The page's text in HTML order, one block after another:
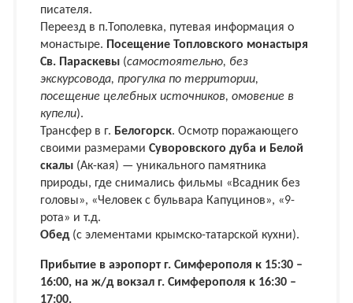
писателя.
Переезд в п.Тополевка, путевая информация о
монастыре. Посещение Топловского монастыря
Св. Параскевы (самостоятельно, без
экскурсовода, прогулка по территории,
посещение целебных источников, омовение в
купели).
Трансфер в г. Белогорск. Осмотр поражающего
своими размерами Суворовского дуба и Белой
скалы (Ак-кая) — уникального памятника
природы, где снимались фильмы «Всадник без
головы», «Человек с бульвара Капуцинов», «9-
рота» и т.д.
Обед(с элементами крымско-татарской кухни).
Прибытие в аэропорт г. Симферополя к 15:30 –
16:00, на ж/д вокзал г. Симферополя к 16:30 –
17:00.